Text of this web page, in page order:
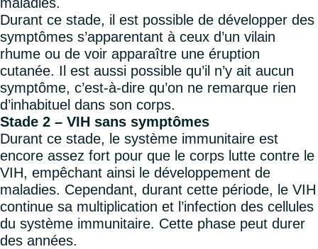
Durant ce stade, il est possible de développer des
symptômes s’apparentant à ceux d’un vilain
rhume ou de voir apparaître une éruption
cutanée. Il est aussi possible qu’il n’y ait aucun
symptôme, c’est-à-dire qu’on ne remarque rien
d’inhabituel dans son corps.
Stade 2 – VIH sans symptômes
Durant ce stade, le système immunitaire est
encore assez fort pour que le corps lutte contre le
VIH, empêchant ainsi le développement de
maladies. Cependant, durant cette période, le VIH
continue sa multiplication et l’infection des cellules
du système immunitaire. Cette phase peut durer
des années.